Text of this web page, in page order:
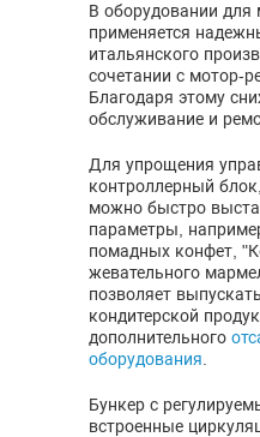
В оборудовании для
применяется
итальянского
сочетании с мотор-
Благодаря этому
обслуживание и
Для упрощения
контроллерный
можно быстро
параметры,
помадных конфет,
жевательного
позволяет
кондитерской
дополнительного
оборудования
Бункер с
встроенные